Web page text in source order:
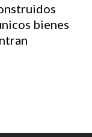
bienes